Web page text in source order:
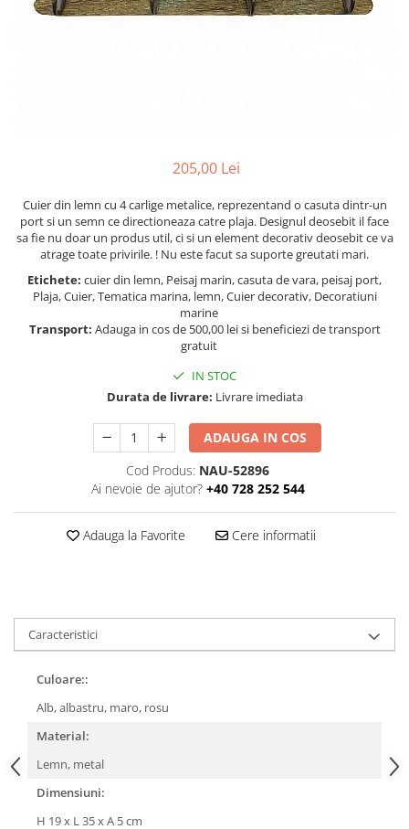
205,00 Lei
Cuier din lemn cu 4 carlige metalice, reprezentand o casuta dintr-un
port si un semn ce directioneaza catre plaja. Designul deosebit il face
sa fie nu doar un produs util, ci si un element decorativ deosebit ce va
atrage toate privirile. ! Nu este facut sa suporte greutati mari.
Etichete: cuier din lemn, Peisaj marin, casuta de vara, peisaj port,
Plaja, Cuier, Tematica marina, lemn, Cuier decorativ, Decoratiuni
marine
Transport: Adauga in cos de 500,00 lei si beneficiezi de transport
gratuit
IN STOC
Durata de livrare: Livrare imediata
ADAUGA IN COS
Cod Produs: NAU-52896
Ai nevoie de ajutor? +40 728 252 544
Adauga la Favorite Cere informatii
Caracteristici
Culoare::
Alb, albastru, maro, rosu
Material:
Lemn, metal
Dimensiuni:
H 19 x L 35 x A 5 cm